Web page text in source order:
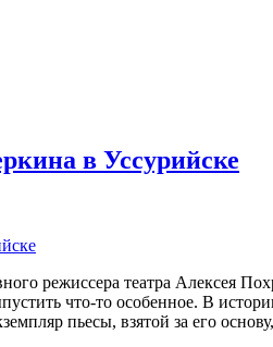
в Уссурийске
режиссера театра Алексея
что-то особенное. В
пьесы, взятой за его